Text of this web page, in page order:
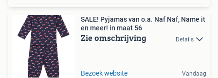
SALE! Pyjamas van o.a. Naf Naf, Name it
en meer! in maat 56
Zie omschrijving Details
Bezoek website Vandaag